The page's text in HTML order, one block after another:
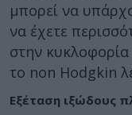
μπορεί να
να έχετε
στην κυκλοφορία
το non Hodgkin
Εξέταση ιξώδους